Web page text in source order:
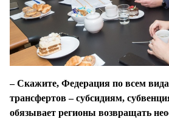
– Скажите, Федерация по всем
трансфертов – субсидиям,
обязывает регионы возвращать